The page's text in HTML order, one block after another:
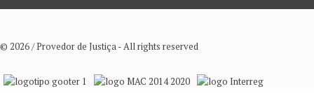
© 2026 / Provedor de Justiça - All rights reserved